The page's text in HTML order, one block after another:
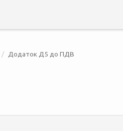
Додаток Д5 до ПДВ